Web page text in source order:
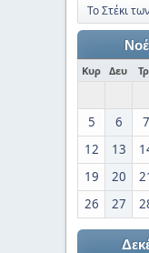
Το Στέκι
Κυρ Δευ
5
6 7
12
13
19
20
26
27